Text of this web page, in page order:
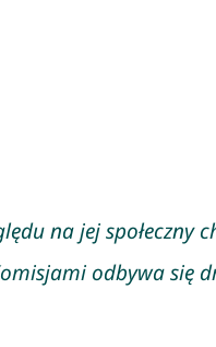
na jej
odbywa się